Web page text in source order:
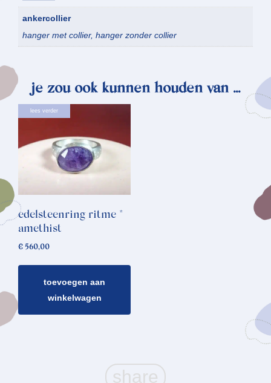
ankercollier
hanger met collier, hanger zonder collier
je zou ook kunnen houden van …
lees verder
edelsteenring ritme *
amethist
€ 560,00
toevoegen aan
winkelwagen